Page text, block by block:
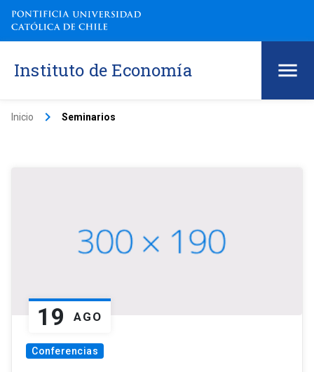
Instituto de Economía
Inicio keyboard_arrow_right Seminarios
19 AGO
Conferencias